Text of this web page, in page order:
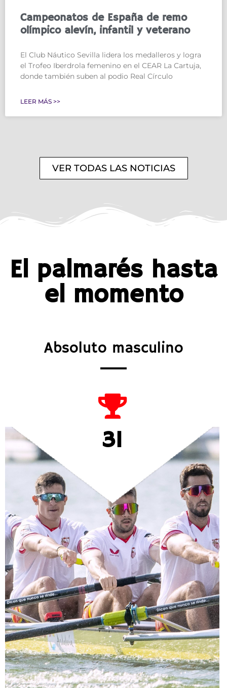
Campeonatos de España de remo
olímpico alevín, infantil y veterano
El Club Náutico Sevilla lidera los medalleros y logra
el Trofeo Iberdrola femenino en el CEAR La Cartuja,
donde también suben al podio Real Círculo
LEER MÁS >>
VER TODAS LAS NOTICIAS
El palmarés hasta
el momento
Absoluto masculino
31